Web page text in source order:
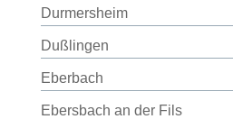
Durmersheim
Dußlingen
Eberbach
Ebersbach an der Fils